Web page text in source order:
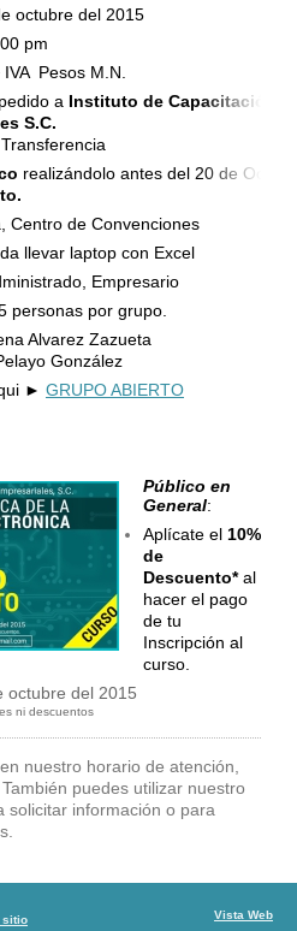
octubre del 2015
pm
Pesos M.N.
a Instituto de Capacitación
S.C.
realizándolo antes del 20 de
Centro de Convenciones
llevar laptop con Excel
Empresario
personas por grupo.
Alvarez Zazueta
González
► GRUPO ABIERTO
Público en
General:
Aplícate el 10%
de
Descuento*al
hacer el pago
de tu
Inscripción al
curso.
octubre del 2015
ni descuentos
nuestro horario de atención,
. También puedes utilizar nuestro
solicitar información o para
sitio
Vista Web